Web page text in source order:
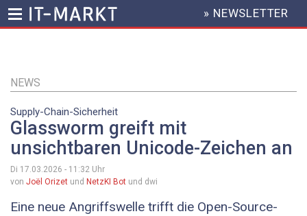
Inhalt
HEADER
MENU
» NEWSLETTER
NEWS
Supply-Chain-Sicherheit
Glassworm greift mit
unsichtbaren Unicode-Zeichen an
Di 17.03.2026 - 11:32 Uhr
von Joël Orizet und NetzKI Bot und dwi
Eine neue Angriffswelle trifft die Open-Source-